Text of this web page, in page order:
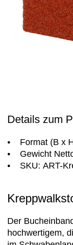
Details zum
• Format (B x
• Gewicht
• SKU: ART-
Der
hochwertigem,